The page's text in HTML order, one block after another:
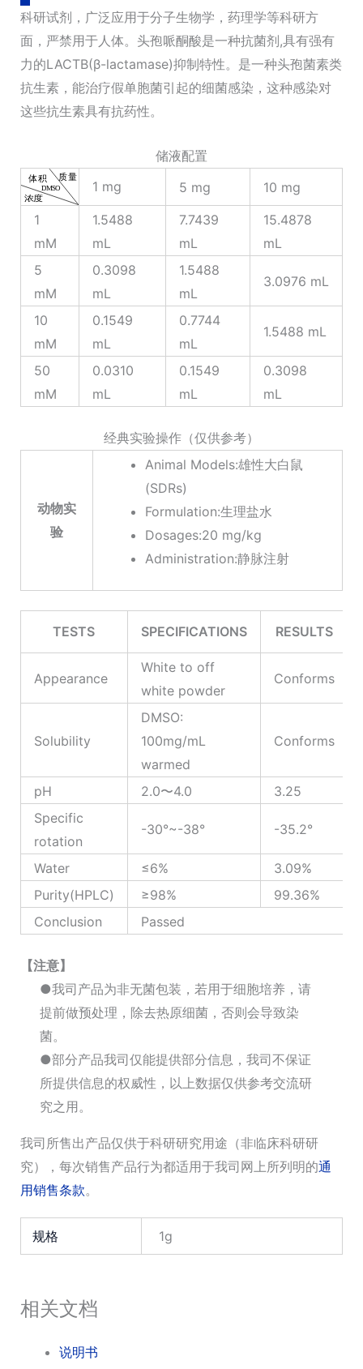
科研试剂，广泛应用于分子生物学，药理学等科研方
面，严禁用于人体。头孢哌酮酸是一种抗菌剂,具有强有
力的LACTB(β-lactamase)抑制特性。是一种头孢菌素类
抗生素，能治疗假单胞菌引起的细菌感染，这种感染对
这些抗生素具有抗药性。
储液配置
1 mg
5 mg
10 mg
1
mM
1.5488
mL
7.7439
mL
15.4878
mL
5
mM
0.3098
mL
1.5488
mL
3.0976 mL
10
mM
0.1549
mL
0.7744
mL
1.5488 mL
50
mM
0.0310
mL
0.1549
mL
0.3098
mL
经典实验操作（仅供参考）
动物实
验
Animal Models:雄性大白鼠
(SDRs)
Formulation:生理盐水
Dosages:20 mg/kg
Administration:静脉注射
TESTS SPECIFICATIONS RESULTS
Appearance
White to off
white powder
Conforms
Solubility
DMSO:
100mg/mL
warmed
Conforms
pH 2.0〜4.0
3.25
Specific
rotation
-30°~-38° -35.2°
Water ≤6%
3.09%
Purity(HPLC)
≥98%
99.36%
Conclusion
Passed
【注意】
●我司产品为非无菌包装，若用于细胞培养，请
提前做预处理，除去热原细菌，否则会导致染
菌。
●部分产品我司仅能提供部分信息，我司不保证
所提供信息的权威性，以上数据仅供参考交流研
究之用。
我司所售出产品仅供于科研研究用途（非临床科研研
究），每次销售产品行为都适用于我司网上所列明的通
用销售条款。
规格 1g
相关文档
说明书